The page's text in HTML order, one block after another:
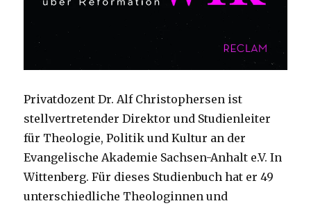
Privatdozent Dr. Alf Christophersen ist
stellvertretender Direktor und Studienleiter
für Theologie, Politik und Kultur an der
Evangelische Akademie Sachsen-Anhalt e.V. In
Wittenberg. Für dieses Studienbuch hat er 49
unterschiedliche Theologinnen und